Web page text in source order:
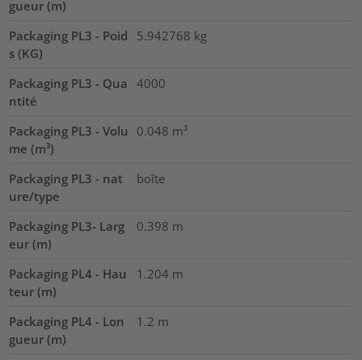
gueur (m)
Packaging PL3 - Poid
s (KG)
5.942768 kg
Packaging PL3 - Qua
ntité
4000
Packaging PL3 - Volu
me (m³)
0.048 m³
Packaging PL3 - nat
ure/type
boîte
Packaging PL3- Larg
eur (m)
0.398 m
Packaging PL4 - Hau
teur (m)
1.204 m
Packaging PL4 - Lon
gueur (m)
1.2 m